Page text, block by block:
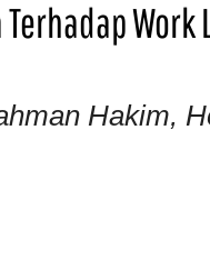
Hakim,